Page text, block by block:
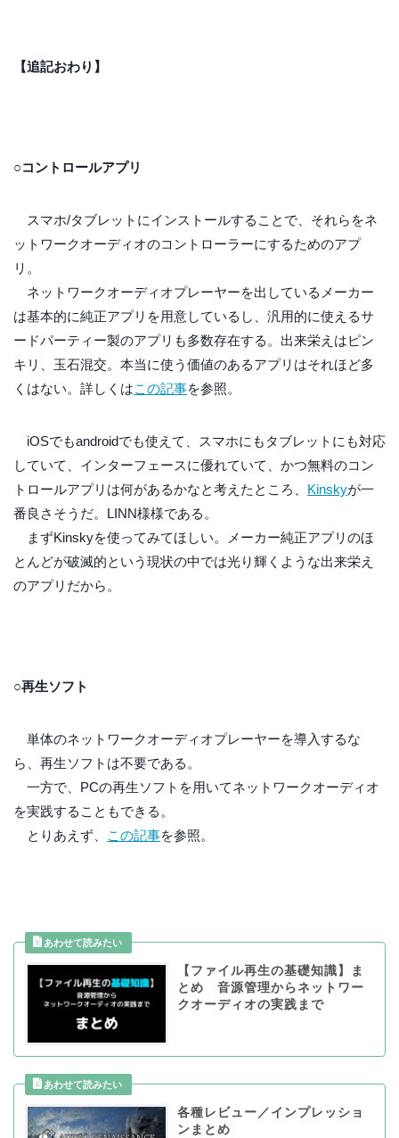
【追記おわり】
○コントロールアプリ
スマホ/タブレットにインストールすることで、それらをネ
ットワークオーディオのコントローラーにするためのアプ
リ。
ネットワークオーディオプレーヤーを出しているメーカー
は基本的に純正アプリを用意しているし、汎用的に使えるサ
ードパーティー製のアプリも多数存在する。出来栄えはピン
キリ、玉石混交。本当に使う価値のあるアプリはそれほど多
くはない。詳しくはこの記事を参照。
iOSでもandroidでも使えて、スマホにもタブレットにも対応
していて、インターフェースに優れていて、かつ無料のコン
トロールアプリは何があるかなと考えたところ、 Kinskyが一
番良さそうだ。LINN様様である。
まずKinskyを使ってみてほしい。メーカー純正アプリのほ
とんどが破滅的という現状の中では光り輝くような出来栄え
のアプリだから。
○再生ソフト
単体のネットワークオーディオプレーヤーを導入するな
ら、再生ソフトは不要である。
一方で、PCの再生ソフトを用いてネットワークオーディオ
を実践することもできる。
とりあえず、
この記事を参照。
【ファイル再生の基礎知識】ま
とめ 音源管理からネットワー
クオーディオの実践まで
各種レビュー／インプレッショ
ンまとめ